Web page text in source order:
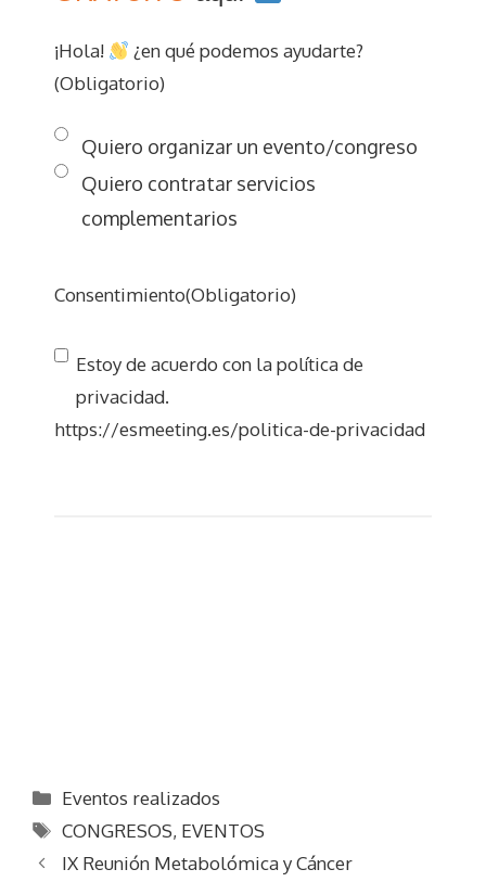
¡Hola!
¿en qué podemos ayudarte?
(Obligatorio)
Quiero organizar un evento/congreso
Quiero contratar servicios
complementarios
Consentimiento(Obligatorio)
Estoy de acuerdo con la política de
privacidad.
https://esmeeting.es/politica-de-privacidad
Categorías
Eventos realizados
Etiquetas
CONGRESOS, EVENTOS
IX Reunión Metabolómica y Cáncer